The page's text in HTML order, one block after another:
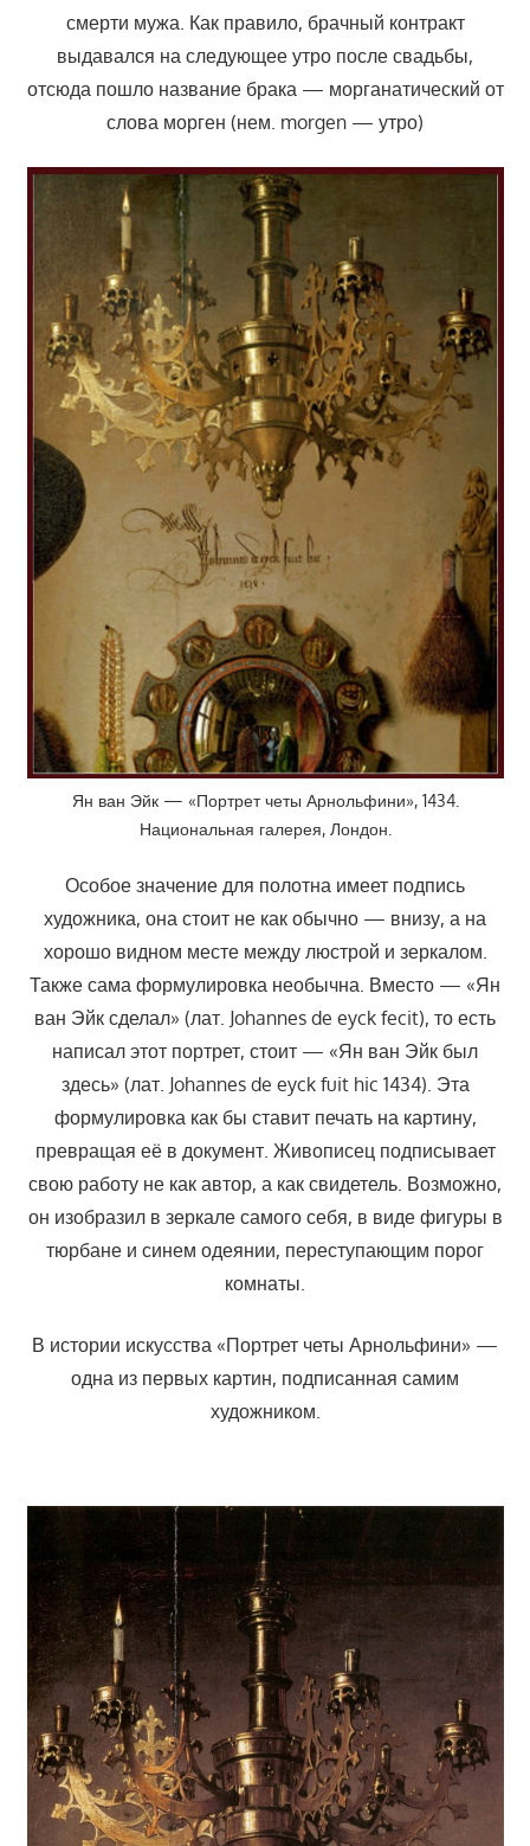
смерти мужа. Как правило, брачный контракт
выдавался на следующее утро после свадьбы,
отсюда пошло название брака — морганатический от
слова морген (нем. morgen — утро)
Ян ван Эйк — «Портрет четы Арнольфини», 1434.
Национальная галерея, Лондон.
Особое значение для полотна имеет подпись
художника, она стоит не как обычно — внизу, а на
хорошо видном месте между люстрой и зеркалом.
Также сама формулировка необычна. Вместо — «Ян
ван Эйк сделал» (лат. Johannes de eyck fecit), то есть
написал этот портрет, стоит — «Ян ван Эйк был
здесь» (лат. Johannes de eyck fuit hic 1434). Эта
формулировка как бы ставит печать на картину,
превращая её в документ. Живописец подписывает
свою работу не как автор, а как свидетель. Возможно,
он изобразил в зеркале самого себя, в виде фигуры в
тюрбане и синем одеянии, переступающим порог
комнаты.
В истории искусства «Портрет четы Арнольфини» —
одна из первых картин, подписанная самим
художником.